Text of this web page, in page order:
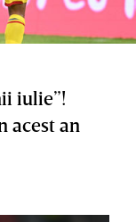
iulie”!
acest an